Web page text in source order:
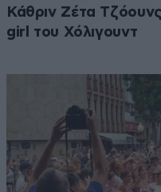
Κάθριν Ζέτα
girl του Χόλιγουντ